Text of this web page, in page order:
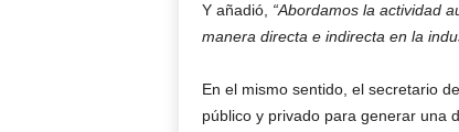
Y añadió, “Abordamos la actividad
manera directa e indirecta en la
En el mismo sentido, el secretario
público y privado para generar una